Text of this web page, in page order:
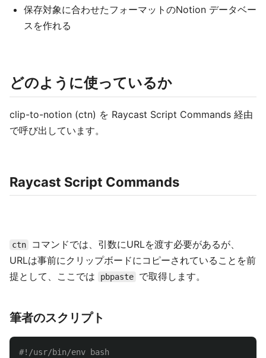
保存対象に合わせたフォーマットのNotion データベー
スを作れる
どのように使っているか
clip-to-notion (ctn) を Raycast Script Commands 経由
で呼び出しています。
Raycast Script Commands
ctn
コマンドでは、引数にURLを渡す必要があるが、
URLは事前にクリップボードにコピーされていることを前
提として、ここでは
pbpaste で取得します。
筆者のスクリプト
#!/usr/bin/env bash